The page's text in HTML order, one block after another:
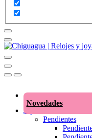
Novedades
Joyas
Pendientes